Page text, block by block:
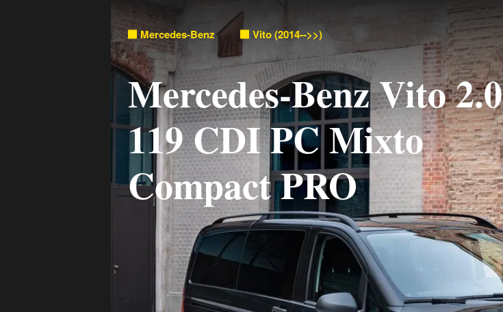
Mercedes-Benz Vito (2014-->>)
Mercedes-Benz Vito 2.0
119 CDI PC Mixto
Compact PRO